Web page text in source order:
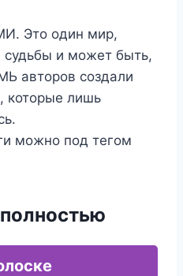
Это один мир,
судьбы и может быть,
авторов создали
которые лишь
можно под тегом